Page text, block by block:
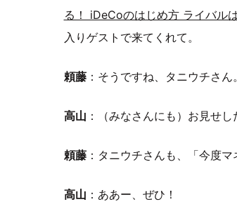
る！ iDeCoのはじめ方 ライバルは
入りゲストで来てくれて。
頼藤：そうですね、タニウチさん。
高山 ：（みなさんにも）お見せ
頼藤：タニウチさんも、「今度マ
高山 ：ああー、ぜひ！